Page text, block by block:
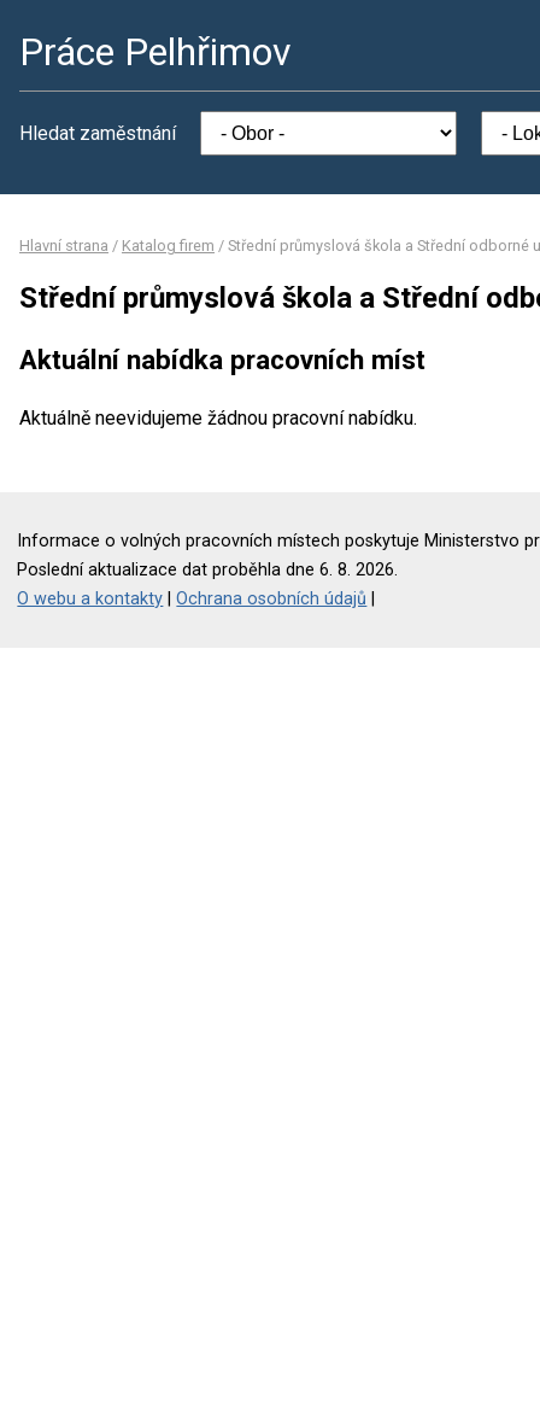
Práce Pelhřimov
Hledat zaměstnání
Hlavní strana / Katalog firem / Střední průmyslová škola a Střední odborné
Střední průmyslová škola a Střední
Aktuální nabídka pracovních míst
Aktuálně neevidujeme žádnou pracovní nabídku.
Informace o volných pracovních místech poskytuje Ministerstvo
Poslední aktualizace dat proběhla dne 6. 8. 2026.
O webu a kontakty |Ochrana osobních údajů